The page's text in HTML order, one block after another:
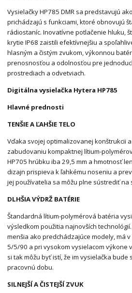
Vysielačky HP785 DMR sa predstavujú
prichádzajú s funkciami, ktoré obnovujú
rádiostaníc. Inovatívne potlačenie hluku,
krytie IP68 zaistili efektívnejšiu a
hlasným a čistým zvukom, výkonnou
prenosnosťou a odolnosťou pre
prostrediach a odvetviach.
Digitálna vysielačka Hytera HP785
Hlavné prednosti
TENŠIE A ĽAHŠIE TELO
Vďaka svojej optimalizovanej konštrukcii
zabudovaniu kompaktnej lítium-
HP705 hrúbku iba 29,5 mm a hmotnosť
dizajn prispieva k ľahkému noseniu a
jej používatelia sa môžu plne sústrediť na
DLHŠIA VÝDRŽ BATÉRIE
Štandardná lítium-polymérová batéria
výsledkom použitia najnovších
menšia ako predchádzajúce modely, má
5/5/90 a pri vysokom vysielacom výkone
si tak môžu byť istí, že im vysielačka bude
pracovnú dobu.
SILNEJŠÍ A ČISTEJŠÍ ZVUK